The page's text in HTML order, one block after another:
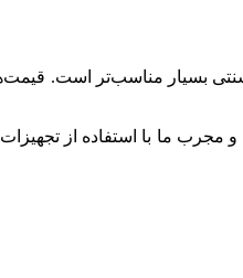
بسیار مناسب‌تر است. قیمت‌ها
ما با استفاده از تجهیزات